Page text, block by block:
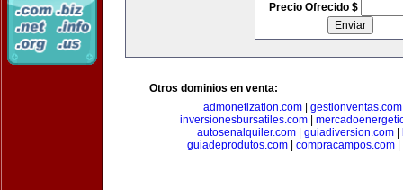
Precio Ofrecido $
Otros dominios en venta:
admonetization.com| gestionventas.com
inversionesbursatiles.com|
autosenalquiler.com| guiadiversion.com|
guiadeprodutos.com| compracampos.com|